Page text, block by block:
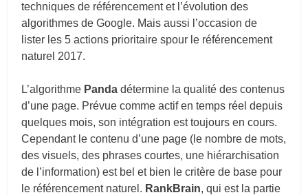
techniques de référencement et l’évolution des
algorithmes de Google. Mais aussi l’occasion de
lister les 5 actions prioritaire spour le référencement
naturel 2017.
L’algorithme Pandadétermine la qualité des contenus
d’une page. Prévue comme actif en temps réel depuis
quelques mois, son intégration est toujours en cours.
Cependant le contenu d’une page (le nombre de mots,
des visuels, des phrases courtes, une hiérarchisation
de l’information) est bel et bien le critère de base pour
le référencement naturel. RankBrain, qui est la partie